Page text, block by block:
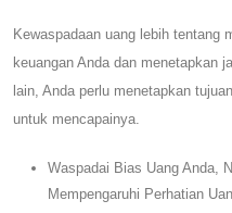
Kewaspadaan uang lebih tentang
keuangan Anda dan menetapkan
lain, Anda perlu menetapkan
untuk mencapainya.
Waspadai Bias Uang Anda,
Mempengaruhi Perhatian